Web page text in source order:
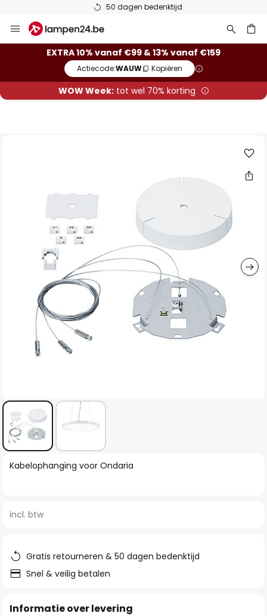
50 dagen bedenktijd
naar
EXTRA 10% vanaf €99 & 13% vanaf €159
Actiecode:WAUW Kopiëren
WOW Week:tot wel 70% korting
afbeeldingen-
Ga
van
afbeeldingen-
gallerij
Kabelophanging voor Ondaria
incl. btw
Gratis retourneren & 50 dagen bedenktijd
Snel & veilig betalen
Informatie over levering